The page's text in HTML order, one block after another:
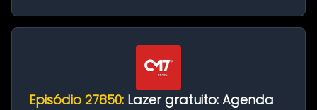
Episódio 27850: Lazer gratuito: Agenda